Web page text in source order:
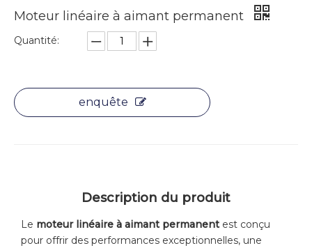
Moteur linéaire à aimant permanent
Quantité:
enquête
Description du produit
Le moteur linéaire à aimant permanent est conçu
pour offrir des performances exceptionnelles, une